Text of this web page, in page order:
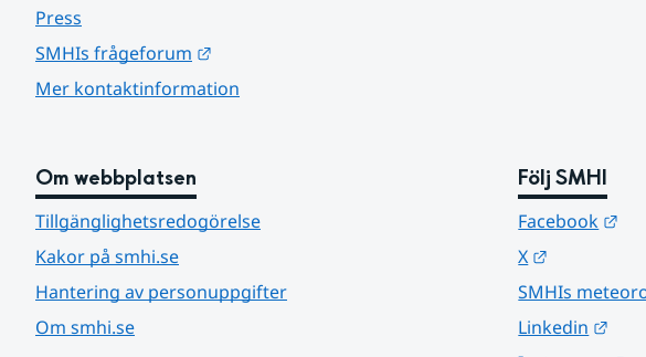
Press
SMHIs frågeforum
Mer kontaktinformation
Om webbplatsen
Tillgänglighetsredogörelse
Kakor på smhi.se
Hantering av personuppgifter
Om smhi.se
Följ SMHI
Facebook
X
SMHIs
Linkedin